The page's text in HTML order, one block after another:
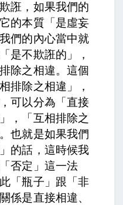
誑， 如果我們的
的本質「是虛妄
們的內心當中就
是不欺誑的」，
除之相違。這個
排除之相違」，
可以分為「直接
，「互相排除之
也就是如果我們
的話，這時候我
否定」這一法
「瓶子」跟「非
係是直接相違、